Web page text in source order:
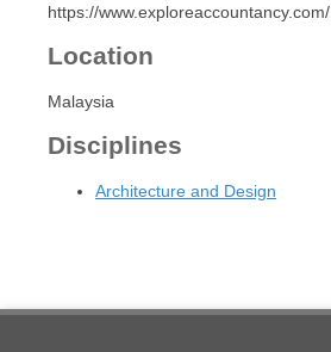
https://www.exploreaccountancy.com/
Location
Malaysia
Disciplines
Architecture and Design